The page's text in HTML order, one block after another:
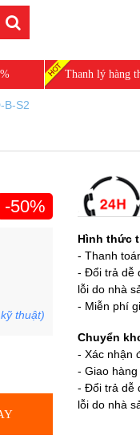
Thanh lý hàng
B-S2
-50%
thuật)
Hình thức
- Thanh
- Đổi trả dễ
lỗi do nhà
- Miễn phí
Chuyển
- Xác nhận
- Giao
- Đổi trả dễ
lỗi do nhà